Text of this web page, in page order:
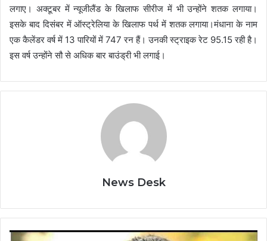
लगाए। अक्टूबर में न्यूजीलैंड के खिलाफ सीरीज में भी उन्होंने शतक लगाया।
इसके बाद दिसंबर में ऑस्ट्रेलिया के खिलाफ पर्थ में शतक लगाया।मंधाना के नाम
एक कैलेंडर वर्ष में 13 पारियों में 747 रन हैं। उनकी स्ट्राइक रेट 95.15 रही है।
इस वर्ष उन्होंने सौ से अधिक बार बाउंड्री भी लगाई।
News Desk